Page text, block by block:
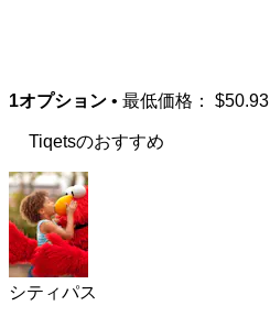
1オプション • 最低価格： $50.93
Tiqetsのおすすめ
シティパス